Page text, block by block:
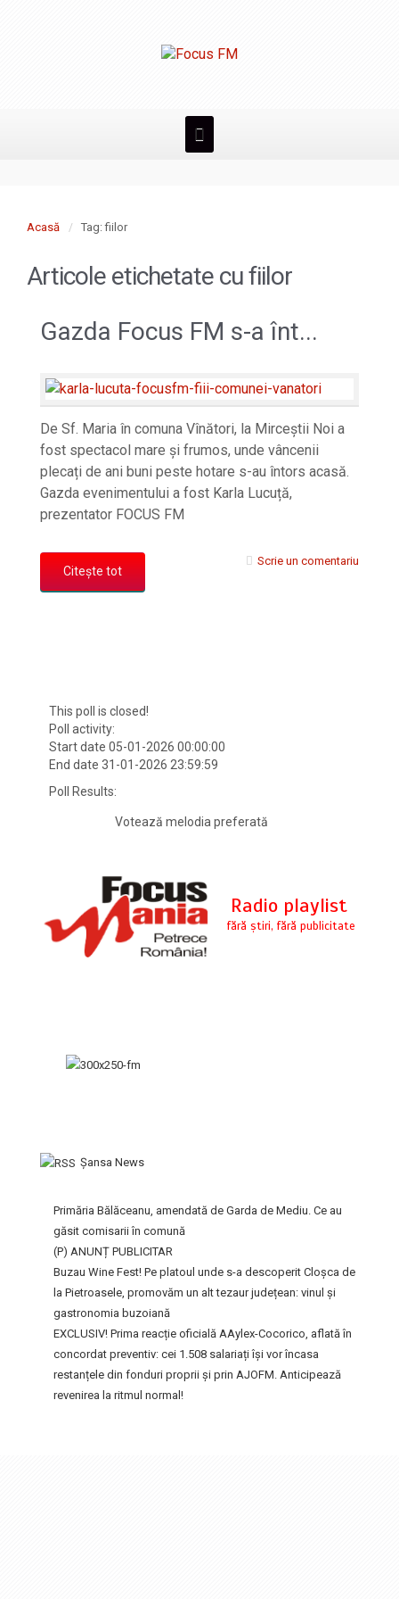
Acasă Tag: fiilor
Articole etichetate cufiilor
Gazda Focus FM s-a înt...
De Sf. Maria în comuna Vînători, la Mirceștii Noi a
fost spectacol mare și frumos, unde vâncenii
plecați de ani buni peste hotare s-au întors acasă.
Gazda evenimentului a fost Karla Lucuță,
prezentator FOCUS FM
Citește tot
Scrie un comentariu
This poll is closed!
Poll activity:
Start date 05-01-2026 00:00:00
End date 31-01-2026 23:59:59
Poll Results:
Votează melodia preferată
Şansa News
Primăria Bălăceanu, amendată de Garda de Mediu. Ce au
găsit comisarii în comună
(P) ANUNȚ PUBLICITAR
Buzau Wine Fest! Pe platoul unde s-a descoperit Cloșca de
la Pietroasele, promovăm un alt tezaur județean: vinul și
gastronomia buzoiană
EXCLUSIV! Prima reacție oficială AAylex-Cocorico, aflată în
concordat preventiv: cei 1.508 salariați își vor încasa
restanțele din fonduri proprii și prin AJOFM. Anticipează
revenirea la ritmul normal!